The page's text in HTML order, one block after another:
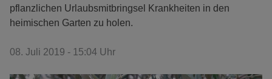
pflanzlichen Urlaubsmitbringsel Krankheiten in den
heimischen Garten zu holen.
08. Juli 2019 - 15:04 Uhr